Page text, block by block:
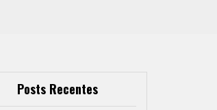
Posts Recentes